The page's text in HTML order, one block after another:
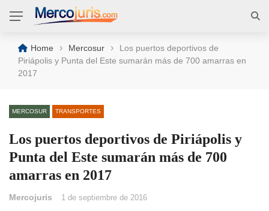
Home › Mercosur ›
Los puertos deportivos de
Piriápolis y Punta del Este sumarán más de 700 amarras en
2017
MERCOSUR TRANSPORTES
Los puertos deportivos de Piriápolis y
Punta del Este sumarán más de 700
amarras en 2017
Mercojuris 1 de septiembre de 2016